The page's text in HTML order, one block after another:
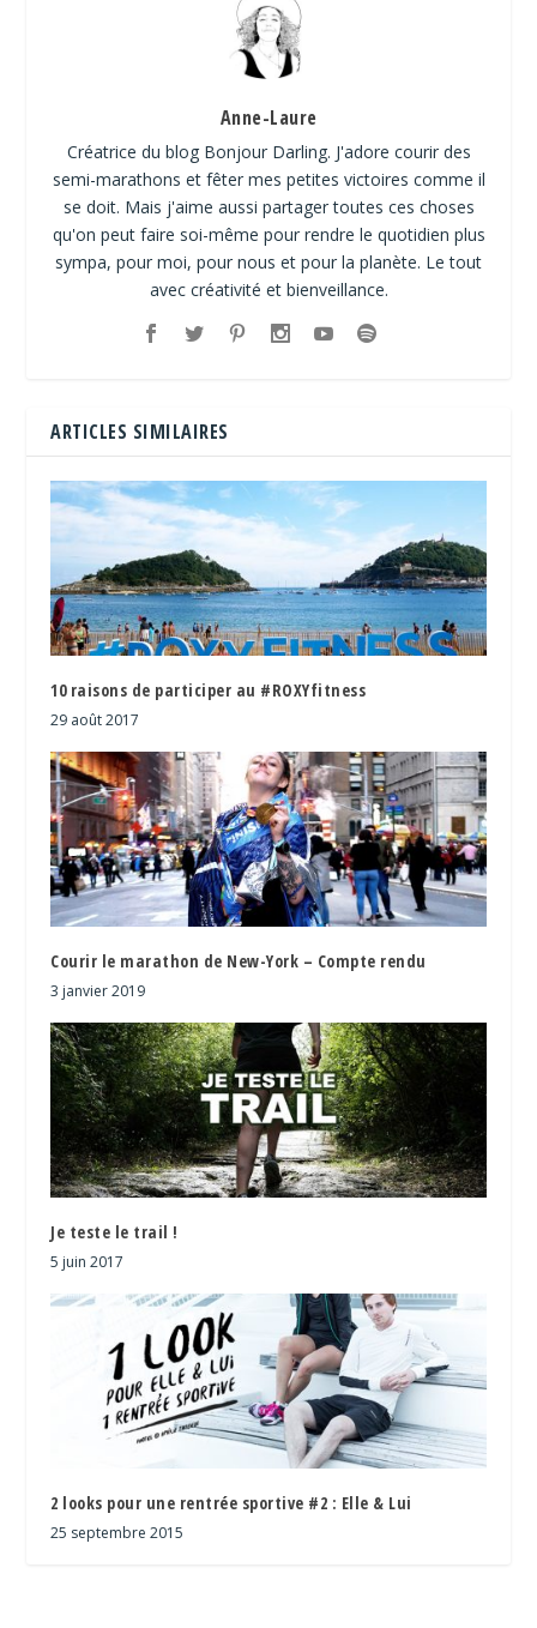
Anne-Laure
Créatrice du blog Bonjour Darling. J'adore courir des
semi-marathons et fêter mes petites victoires comme il
se doit. Mais j'aime aussi partager toutes ces choses
qu'on peut faire soi-même pour rendre le quotidien plus
sympa, pour moi, pour nous et pour la planète. Le tout
avec créativité et bienveillance.
ARTICLES SIMILAIRES
10 raisons de participer au #ROXYfitness
29 août 2017
Courir le marathon de New-York – Compte rendu
3 janvier 2019
Je teste le trail !
5 juin 2017
2 looks pour une rentrée sportive #2 : Elle & Lui
25 septembre 2015